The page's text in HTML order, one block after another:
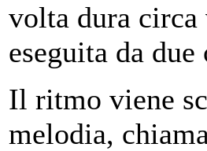
volta dura
eseguita da
Il ritmo viene
melodia,